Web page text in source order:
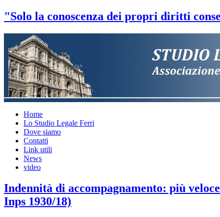
"Solo la conoscenza dei propri diritti
Home
Lo Studio Legale Ferri
Dove siamo
Contatti
Link utili
News
video
Indennità di accompagnamento: più
Inps 1930/18)